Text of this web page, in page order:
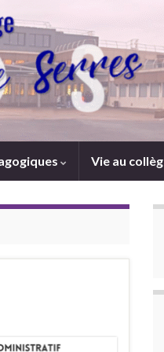
Vie au